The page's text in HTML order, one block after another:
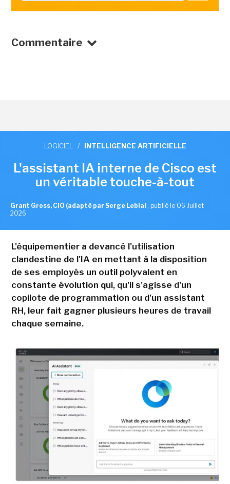
Commentaire
LOGICIEL / INTELLIGENCE ARTIFICIELLE
L'assistant IA interne de Cisco est
un véritable touche-à-tout
Grant Gross, CIO (adapté par Serge Leblal , publié le 06 Juillet
2026
L'équipementier a devancé l'utilisation
clandestine de l'IA en mettant à la disposition
de ses employés un outil polyvalent en
constante évolution qui, qu'il s'agisse d'un
copilote de programmation ou d'un assistant
RH, leur fait gagner plusieurs heures de travail
chaque semaine.